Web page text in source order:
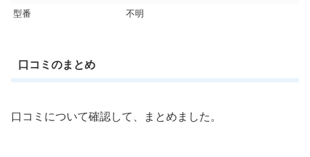
型番
不明
口コミのまとめ
口コミについて確認して、まとめました。